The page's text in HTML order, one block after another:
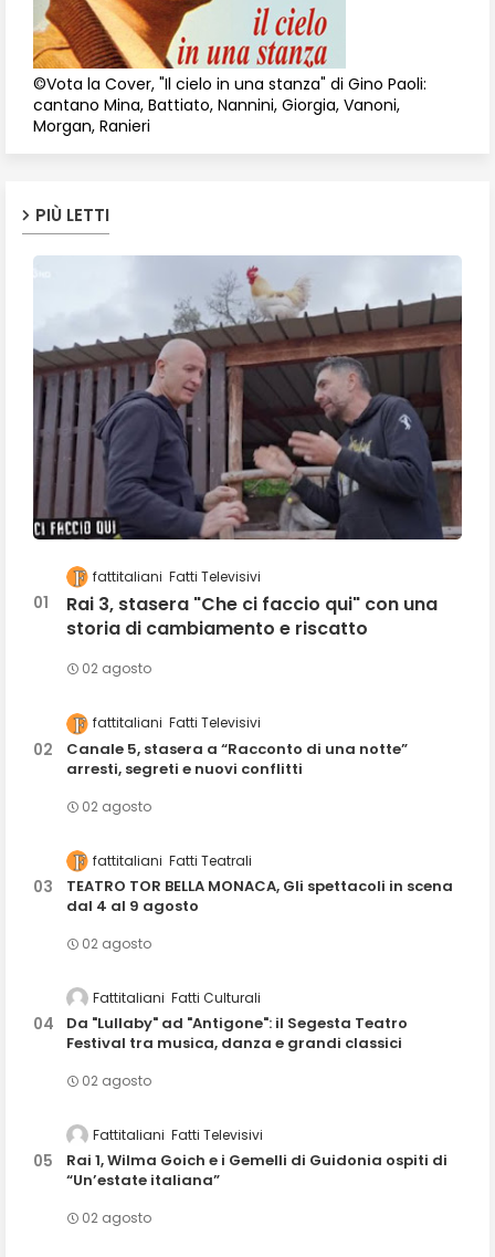
©Vota la Cover, "Il cielo in una stanza" di Gino Paoli:
cantano Mina, Battiato, Nannini, Giorgia, Vanoni,
Morgan, Ranieri
PIÙ LETTI
fattitaliani Fatti Televisivi
Rai 3, stasera "Che ci faccio qui" con una
storia di cambiamento e riscatto
02 agosto
fattitaliani Fatti Televisivi
Canale 5, stasera a “Racconto di una notte”
arresti, segreti e nuovi conflitti
02 agosto
fattitaliani Fatti Teatrali
TEATRO TOR BELLA MONACA, Gli spettacoli in scena
dal 4 al 9 agosto
02 agosto
Fattitaliani Fatti Culturali
Da "Lullaby" ad "Antigone": il Segesta Teatro
Festival tra musica, danza e grandi classici
02 agosto
Fattitaliani Fatti Televisivi
Rai 1, Wilma Goich e i Gemelli di Guidonia ospiti di
“Un’estate italiana”
02 agosto